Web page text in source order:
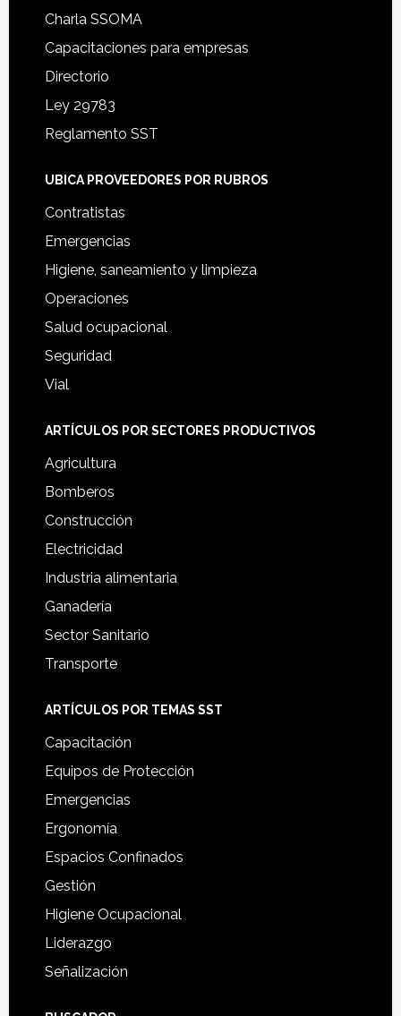
Charla SSOMA
Capacitaciones para empresas
Directorio
Ley 29783
Reglamento SST
UBICA PROVEEDORES POR RUBROS
Contratistas
Emergencias
Higiene, saneamiento y limpieza
Operaciones
Salud ocupacional
Seguridad
Vial
ARTÍCULOS POR SECTORES PRODUCTIVOS
Agricultura
Bomberos
Construcción
Electricidad
Industria alimentaria
Ganadería
Sector Sanitario
Transporte
ARTÍCULOS POR TEMAS SST
Capacitación
Equipos de Protección
Emergencias
Ergonomía
Espacios Confinados
Gestión
Higiene Ocupacional
Liderazgo
Señalización